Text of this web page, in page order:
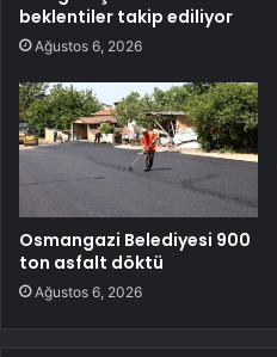
beklentiler takip ediliyor
Ağustos 6, 2026
Osmangazi Belediyesi 900
ton asfalt döktü
Ağustos 6, 2026